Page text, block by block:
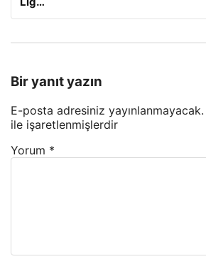
Bir yanıt yazın
E-posta adresiniz yayınlanmayacak.
ile işaretlenmişlerdir
Yorum *